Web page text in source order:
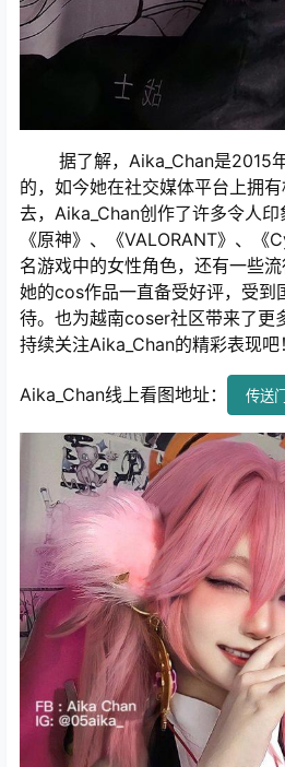
据了解，Aika_Chan是2015
的，如今她在社交媒体平台上拥
去，Aika_Chan创作了许多令人
《原神》、《VALORANT》、
名游戏中的女性角色，还有一些流
她的cos作品一直备受好评，受到
待。也为越南coser社区带来了更
持续关注Aika_Chan的精彩表现吧！
Aika_Chan线上看图地址： 传送